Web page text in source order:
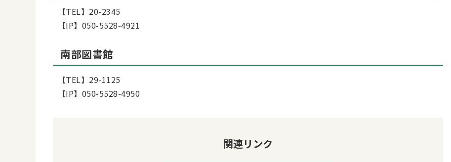
【TEL】20-2345
【IP】050-5528-4921
南部図書館
【TEL】29-1125
【IP】050-5528-4950
関連リンク